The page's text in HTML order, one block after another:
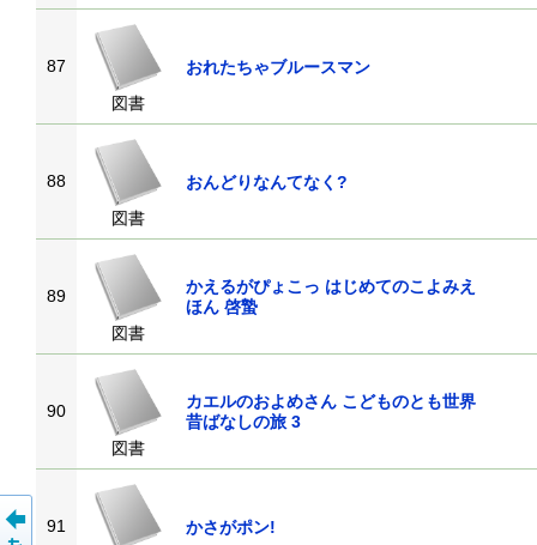
87
図書
おれたちゃブルースマン
88
図書
おんどりなんてなく?
89
図書
かえるがぴょこっ はじめてのこよみえ
ほん 啓蟄
90
図書
カエルのおよめさん こどものとも世界
昔ばなしの旅 3
91
かさがポン!